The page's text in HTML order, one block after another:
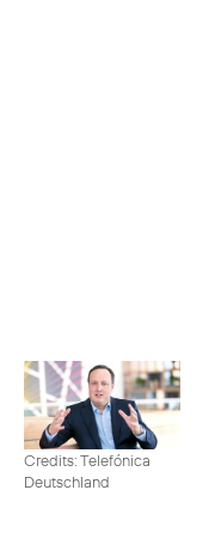
Credits: Telefónica
Deutschland